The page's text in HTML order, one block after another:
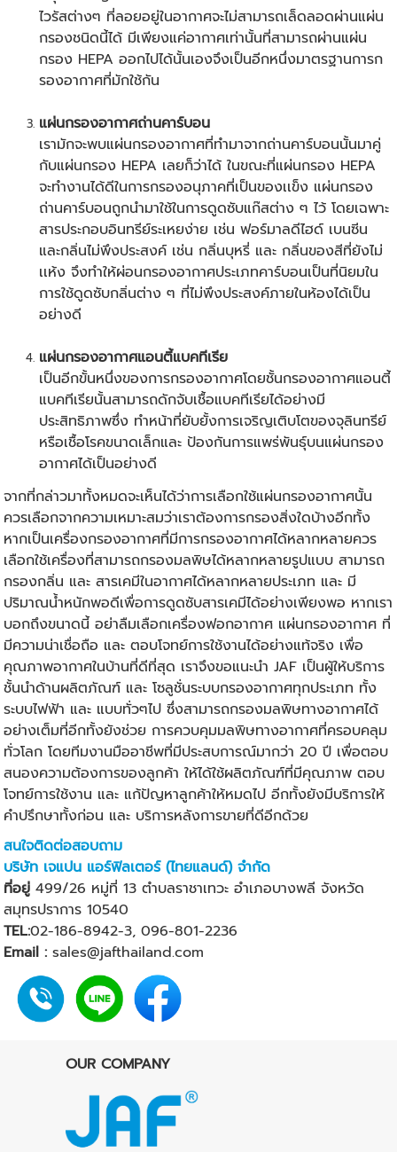
ไวรัสต่างๆ ที่ลอยอยู่ในอากาศจะไม่สามารถเล็ดลอดผ่านแผ่น
กรองชนิดนี้ได้ มีเพียงแค่อากาศเท่านั้นที่สามารถผ่านแผ่น
กรอง HEPA ออกไปได้นั้นเองจึงเป็นอีกหนึ่งมาตรฐานการก
รองอากาศที่มักใช้กัน
แผ่นกรองอากาศถ่านคาร์บอน
เรามักจะพบแผ่นกรองอากาศที่ทำมาจากถ่านคาร์บอนนั้นมาคู่
กับแผ่นกรอง HEPA เลยก็ว่าได้ ในขณะที่แผ่นกรอง HEPA
จะทำงานได้ดีในการกรองอนุภาคที่เป็นของเเข็ง แผ่นกรอง
ถ่านคาร์บอนถูกนำมาใช้ในการดูดซับแก๊สต่าง ๆ ไว้ โดยเฉพาะ
สารประกอบอินทรีย์ระเหยง่าย เช่น ฟอร์มาลดีไฮด์ เบนซีน
และกลิ่นไม่พึงประสงค์ เช่น กลิ่นบุหรี่ และ กลิ่นของสีที่ยังไม่
เเห้ง จึงทำให้ผ่อนกรองอากาศประเภทคาร์บอนเป็นที่นิยมใน
การใช้ดูดซับกลิ่นต่าง ๆ ที่ไม่พึงประสงค์ภายในห้องได้เป็น
อย่างดี
แผ่นกรองอากาศแอนตี้แบคทีเรีย
เป็นอีกขั้นหนึ่งของการกรองอากาศโดยชั้นกรองอากาศแอนตี้
แบคทีเรียนั้นสามารถดักจับเชื้อแบคทีเรียได้อย่างมี
ประสิทธิภาพซึ่ง ทำหน้าที่ยับยั้งการเจริญเติบโตของจุลินทรีย์
หรือเชื้อโรคขนาดเล็กและ ป้องกันการแพร่พันธุ์บนแผ่นกรอง
อากาศได้เป็นอย่างดี
จากที่กล่าวมาทั้งหมดจะเห็นได้ว่าการเลือกใช้แผ่นกรองอากาศนั้น
ควรเลือกจากความเหมาะสมว่าเราต้องการกรองสิ่งใดบ้างอีกทั้ง
หากเป็นเครื่องกรองอากาศที่มีการกรองอากาศได้หลากหลายควร
เลือกใช้เครื่องที่สามารถกรองมลพิษได้หลากหลายรูปแบบ สามารถ
กรองกลิ่น และ สารเคมีในอากาศได้หลากหลายประเภท และ มี
ปริมาณน้ำหนักพอดีเพื่อการดูดซับสารเคมีได้อย่างเพียงพอ หากเรา
บอกถึงขนาดนี้ อย่าลืมเลือกเครื่องฟอกอากาศ แผ่นกรองอากาศ ที่
มีความน่าเชื่อถือ และ ตอบโจทย์การใช้งานได้อย่างแท้จริง เพื่อ
คุณภาพอากาศในบ้านที่ดีที่สุด เราจึงขอแนะนำ JAF เป็นผู้ให้บริการ
ชั้นนำด้านผลิตภัณฑ์ และ โซลูชั่นระบบกรองอากาศทุกประเภท ทั้ง
ระบบไฟฟ้า และ แบบทั่วๆไป ซึ่งสามารถกรองมลพิษทางอากาศได้
อย่างเต็มที่อีกทั้งยังช่วย การควบคุมมลพิษทางอากาศที่ครอบคลุม
ทั่วโลก โดยทีมงานมืออาชีพที่มีประสบการณ์มากว่า 20 ปี เพื่อตอบ
สนองความต้องการของลูกค้า ให้ได้ใช้ผลิตภัณฑ์ที่มีคุณภาพ ตอบ
โจทย์การใช้งาน และ แก้ปัญหาลูกค้าให้หมดไป อีกทั้งยังมีบริการให้
คำปรึกษาทั้งก่อน และ บริการหลังการขายที่ดีอีกด้วย
สนใจติดต่อสอบถาม
บริษัท เจแปน แอร์ฟิลเตอร์ (ไทยแลนด์) จำกัด
ที่อยู่ 499/26 หมู่ที่ 13 ตำบลราชาเทวะ อำเภอบางพลี จังหวัด
สมุทรปราการ 10540
TEL:02-186-8942-3,096-801-2236
Email : sales@jafthailand.com
OUR COMPANY